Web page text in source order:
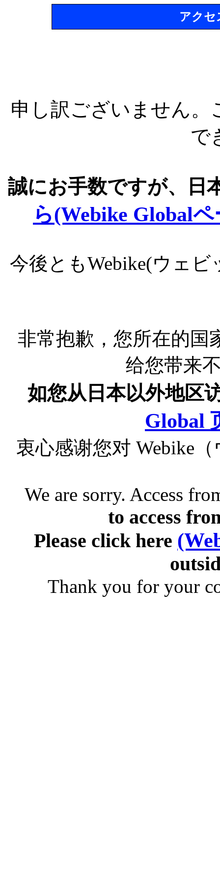
アクセ
申し訳ございません
で
誠にお手数ですが、日
ら(Webike Global
今後ともWebike(ウェ
非常抱歉，您所在的国
给您带来
如您从日本以外地区
Global
衷心感谢您对 Webike
We are sorry. Access
to access
Please click here
Thank you for your